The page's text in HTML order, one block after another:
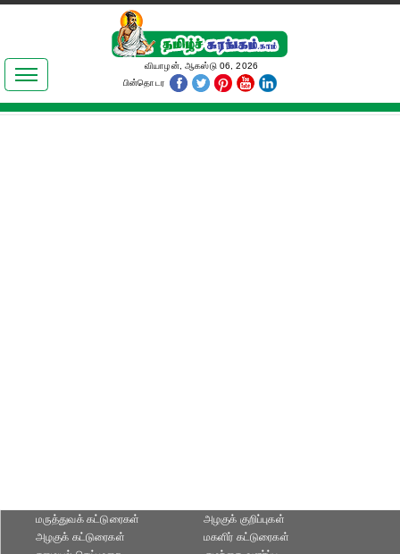
இலக்கியங்கள்
தமிழ் உலகம்
வியாழன், ஆகஸ்டு 06, 2026
பின்தொடர
மருத்துவக் கட்டுரைகள்
அழகுக் கட்டுரைகள்
அழகுக் குறிப்புகள்
மகளிர் கட்டுரைகள்